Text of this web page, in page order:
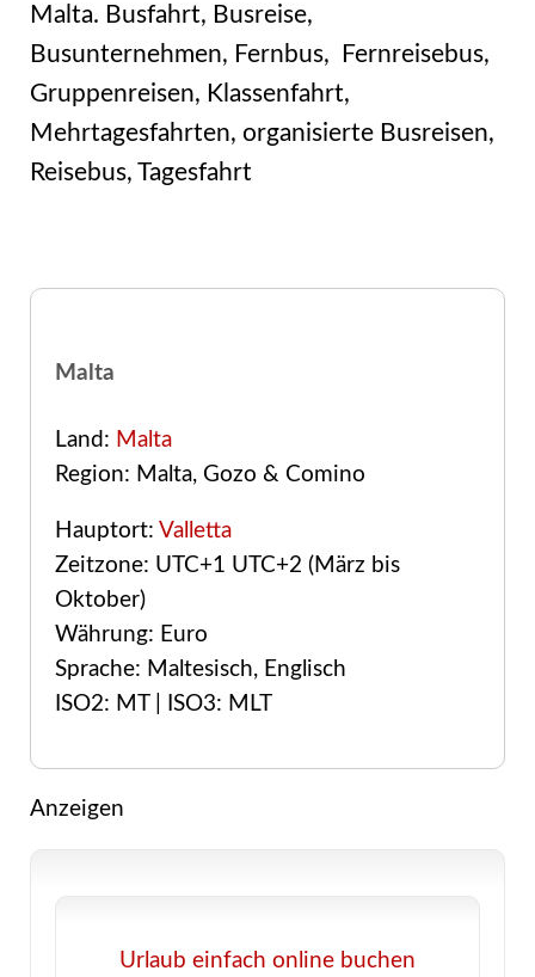
Malta. Busfahrt, Busreise,
Busunternehmen, Fernbus, Fernreisebus,
Gruppenreisen, Klassenfahrt,
Mehrtagesfahrten, organisierte Busreisen,
Reisebus, Tagesfahrt
Malta
Land: Malta
Region: Malta, Gozo & Comino
Hauptort: Valletta
Zeitzone: UTC+1 UTC+2 (März bis
Oktober)
Währung: Euro
Sprache: Maltesisch, Englisch
ISO2: MT | ISO3: MLT
Anzeigen
Urlaub einfach online buchen